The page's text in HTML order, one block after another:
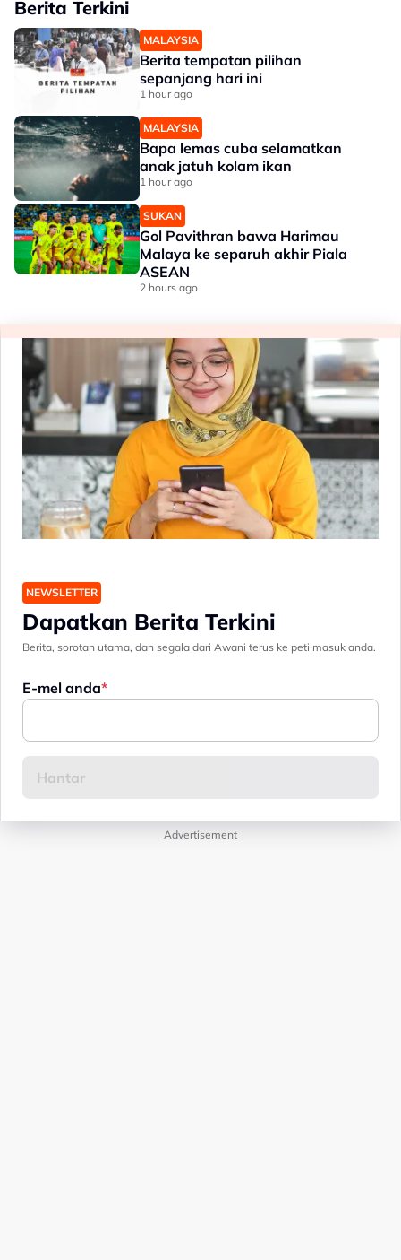
Berita Terkini
MALAYSIA
Berita tempatan pilihan
sepanjang hari ini
1 hour ago
MALAYSIA
Bapa lemas cuba selamatkan
anak jatuh kolam ikan
1 hour ago
SUKAN
Gol Pavithran bawa Harimau
Malaya ke separuh akhir Piala
ASEAN
2 hours ago
NEWSLETTER
Dapatkan Berita Terkini
Berita, sorotan utama, dan segala dari Awani terus ke peti masuk anda.
E-mel anda
Advertisement